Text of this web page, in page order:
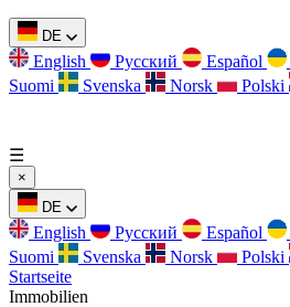
DE
English Русский Español
Suomi
Svenska Norsk Polski
☰
×
DE
English Русский Español
Suomi
Svenska Norsk Polski
Startseite
Immobilien